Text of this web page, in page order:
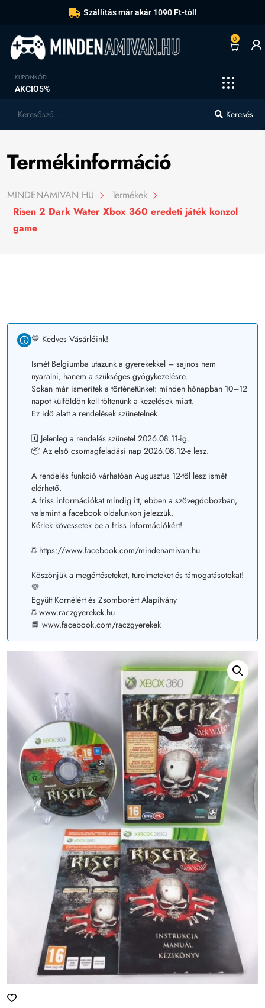
Szállítás már akár 1090 Ft-tól!
0
KUPONKÓD
AKCIO5%
Keresés
Termékinformáció
MINDENAMIVAN.HU
Termékek
Risen 2 Dark Water Xbox 360 eredeti játék konzol
game
💙 Kedves Vásárlóink!
Ismét Belgiumba utazunk a gyerekekkel – sajnos nem
nyaralni, hanem a szükséges gyógykezelésre.
Sokan már ismeritek a történetünket: minden hónapban 10–12
napot külföldön kell töltenünk a kezelések miatt.
Ez idő alatt a rendelések szünetelnek.
🗓️ Jelenleg a rendelés szünetel 2026.08.11-ig.
📦 Az első csomagfeladási nap 2026.08.12-e lesz.
A rendelés funkció várhatóan Augusztus 12-től lesz ismét
elérhető.
A friss információkat mindig itt, ebben a szövegdobozban,
valamint a facebook oldalunkon jelezzük.
Kérlek kövessetek be a friss információkért!
🌐 https://www.facebook.com/mindenamivan.hu
Köszönjük a megértéseteket, türelmeteket és támogatásotokat!
💛
Együtt Kornélért és Zsomborért Alapítvány
🌐 www.raczgyerekek.hu
📘 www.facebook.com/raczgyerekek